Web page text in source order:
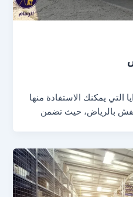
التي يمكنك الاستفادة منها
بالرياض، حيث تضمن